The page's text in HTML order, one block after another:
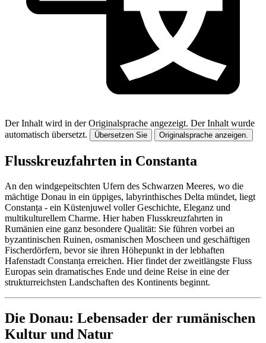
Der Inhalt wird in der Originalsprache angezeigt. Der Inhalt wurde
automatisch übersetzt.
Übersetzen Sie Originalsprache anzeigen.
Flusskreuzfahrten in Constanta
An den windgepeitschten Ufern des Schwarzen Meeres, wo die
mächtige Donau in ein üppiges, labyrinthisches Delta mündet, liegt
Constanța - ein Küstenjuwel voller Geschichte, Eleganz und
multikulturellem Charme. Hier haben Flusskreuzfahrten in
Rumänien eine ganz besondere Qualität: Sie führen vorbei an
byzantinischen Ruinen, osmanischen Moscheen und geschäftigen
Fischerdörfern, bevor sie ihren Höhepunkt in der lebhaften
Hafenstadt Constanța erreichen. Hier findet der zweitlängste Fluss
Europas sein dramatisches Ende und deine Reise in eine der
strukturreichsten Landschaften des Kontinents beginnt.
Die Donau: Lebensader der rumänischen
Kultur und Natur